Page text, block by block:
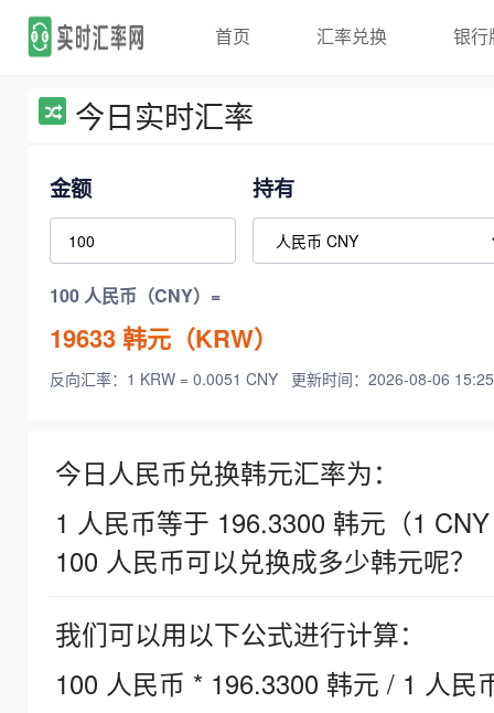
首页 汇率兑换 银行
今日实时汇率
金额 持有
100 人民币（CNY）=
19633韩元（KRW）
反向汇率：1 KRW = 0.0051 CNY 更新时间：2026-08-06
今日人民币兑换韩元汇率为：
1 人民币等于 196.3300 韩元（1
100 人民币可以兑换成多少韩元呢？
我们可以用以下公式进行计算：
100 人民币 * 196.3300 韩元 / 1 人民